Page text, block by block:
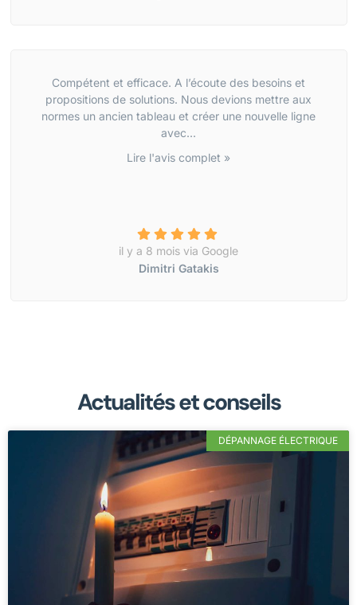
Compétent et efficace. A l’écoute des besoins et
propositions de solutions. Nous devions mettre aux
normes un ancien tableau et créer une nouvelle ligne
avec...
Lire l'avis complet »
il y a 8 mois via Google
Dimitri Gatakis
Actualités et conseils
DÉPANNAGE ÉLECTRIQUE